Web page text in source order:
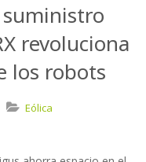
suministro
revoluciona
los robots
Eólica